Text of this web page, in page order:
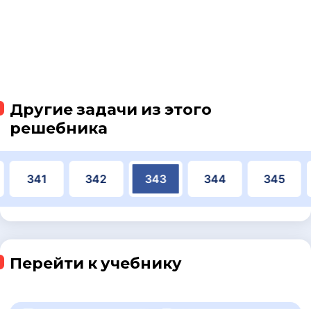
Другие задачи из этого
решебника
341 342 343 344 345
Перейти к учебнику